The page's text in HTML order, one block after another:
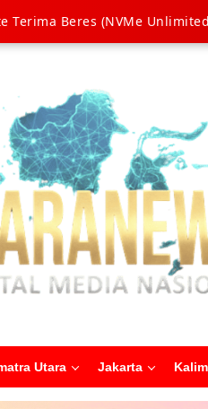
Terima Beres (NVMe
Utara Jakarta